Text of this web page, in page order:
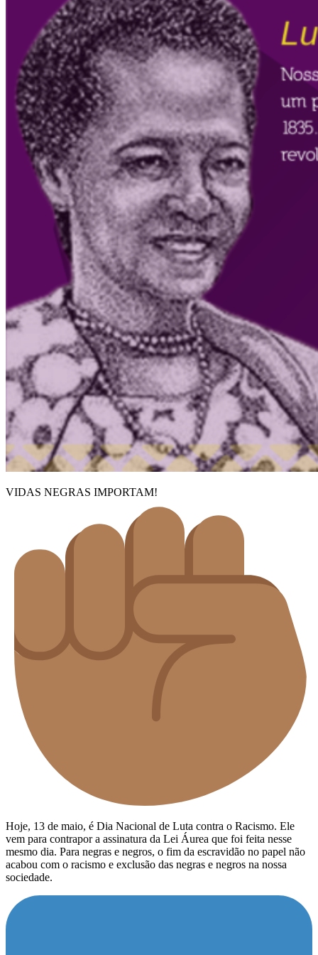
VIDAS NEGRAS IMPORTAM!
Hoje, 13 de maio, é Dia Nacional de Luta contra o Racismo. Ele
vem para contrapor a assinatura da Lei Áurea que foi feita nesse
mesmo dia. Para negras e negros, o fim da escravidão no papel não
acabou com o racismo e exclusão das negras e negros na nossa
sociedade.